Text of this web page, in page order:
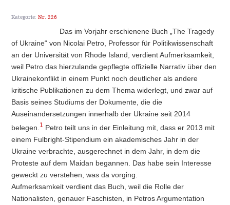
Kategorie:Nr. 226
Das im Vorjahr erschienene Buch „The Tragedy
of Ukraine“ von Nicolai Petro, Professor für Politikwissenschaft
an der Universität von Rhode Island, verdient Aufmerksamkeit,
weil Petro das hierzulande gepflegte offizielle Narrativ über den
Ukrainekonflikt in einem Punkt noch deutlicher als andere
kritische Publikationen zu dem Thema widerlegt, und zwar auf
Basis seines Studiums der Dokumente, die die
Auseinandersetzungen innerhalb der Ukraine seit 2014
belegen. 1
Petro teilt uns in der Einleitung mit, dass er 2013 mit
einem Fulbright-Stipendium ein akademisches Jahr in der
Ukraine verbrachte, ausgerechnet in dem Jahr, in dem die
Proteste auf dem Maidan begannen. Das habe sein Interesse
geweckt zu verstehen, was da vorging.
Aufmerksamkeit verdient das Buch, weil die Rolle der
Nationalisten, genauer Faschisten, in Petros Argumentation